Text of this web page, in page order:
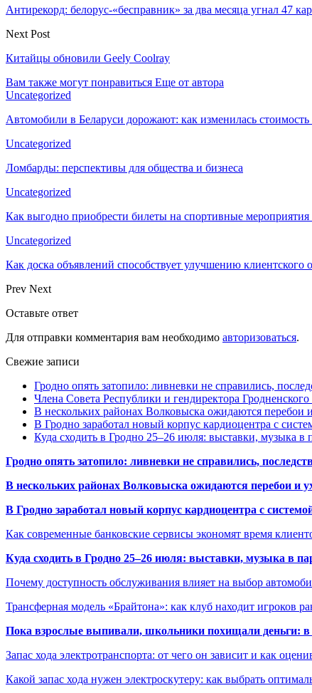
Антирекорд: белорус-«бесправник» за два месяца угнал 47
Next Post
Китайцы обновили Geely Coolray
Вам также могут понравиться Еще от автора
Uncategorized
Автомобили в Беларуси дорожают: как изменилась стоимость
Uncategorized
Ломбарды: перспективы для общества и бизнеса
Uncategorized
Как выгодно приобрести билеты на спортивные
Uncategorized
Как доска объявлений способствует улучшению
Prev Next
Оставьте ответ
Для отправки комментария вам необходимо авторизоваться.
Свежие записи
Гродно опять затопило: ливневки не справились,
Члена Совета Республики и гендиректора
В нескольких районах Волковыска ожидаются перебои
В Гродно заработал новый корпус кардиоцентра с
Куда сходить в Гродно 25–26 июля: выставки, музыка в
Гродно опять затопило: ливневки не справились,
В нескольких районах Волковыска ожидаются перебои и
В Гродно заработал новый корпус кардиоцентра с
Как современные банковские сервисы экономят время
Куда сходить в Гродно 25–26 июля: выставки, музыка в
Почему доступность обслуживания влияет на выбор
Трансферная модель «Брайтона»: как клуб находит игроков
Пока взрослые выпивали, школьники похищали деньги: в
Запас хода электротранспорта: от чего он зависит и как
Какой запас хода нужен электроскутеру: как выбрать